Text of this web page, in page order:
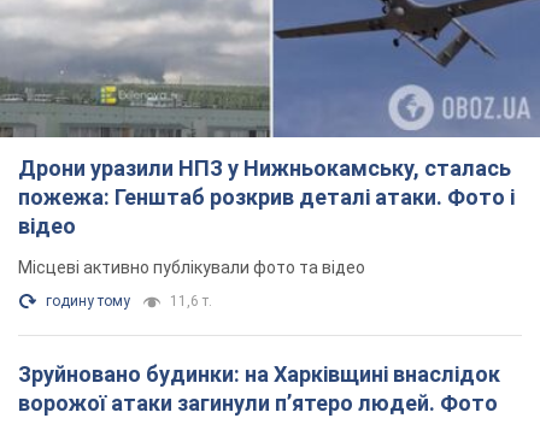
Дрони уразили НПЗ у Нижньокамську, сталась
пожежа: Генштаб розкрив деталі атаки. Фото і
відео
Місцеві активно публікували фото та відео
годину тому 11,6 т.
Зруйновано будинки: на Харківщині внаслідок
ворожої атаки загинули п’ятеро людей. Фото